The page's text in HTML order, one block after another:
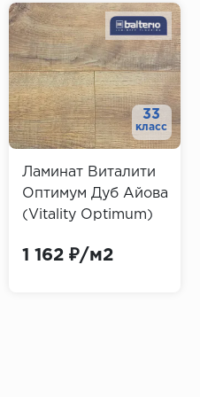
33
класс
Ламинат Виталити
Оптимум Дуб Айова
(Vitality Optimum)
1 162 ₽/м2